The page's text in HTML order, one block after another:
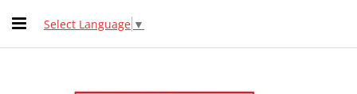
Select Language ▼